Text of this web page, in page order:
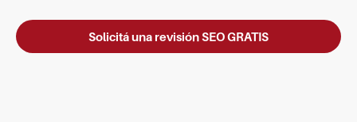
Solicitá una revisión SEO GRATIS